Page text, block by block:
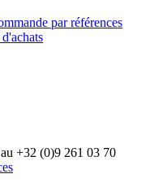
par références
+32 (0)9 261 03 70